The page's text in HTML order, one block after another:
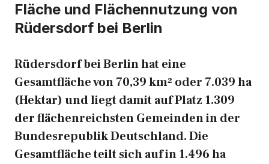
Fläche und Flächennutzung von
Rüdersdorf bei Berlin
Rüdersdorf bei Berlin hat eine
Gesamtfläche von 70,39 km² oder 7.039 ha
(Hektar) und liegt damit auf Platz 1.309
der flächenreichsten Gemeinden in der
Bundesrepublik Deutschland. Die
Gesamtfläche teilt sich auf in 1.496 ha